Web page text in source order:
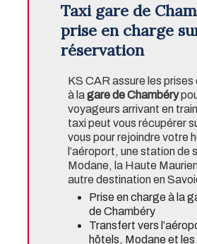
Taxi gare de
prise en charge
réservation
KS CAR assure les prises
à lagare de Chambéry
voyageurs arrivant en
taxi peut vous récupérer
vous pour rejoindre votre
l’aéroport, une station de
Modane, la Haute
autre destination en
Prise en charge à la
de Chambéry
Transfert vers
hôtels, Modane et